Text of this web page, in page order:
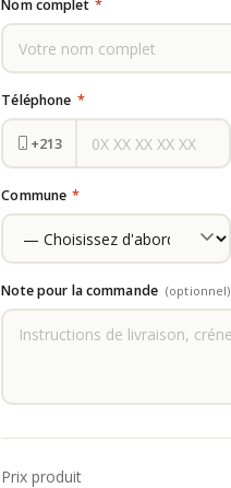
Nom complet *
Téléphone *
+213
Commune *
Note pour la commande (optionnel)
Prix produit